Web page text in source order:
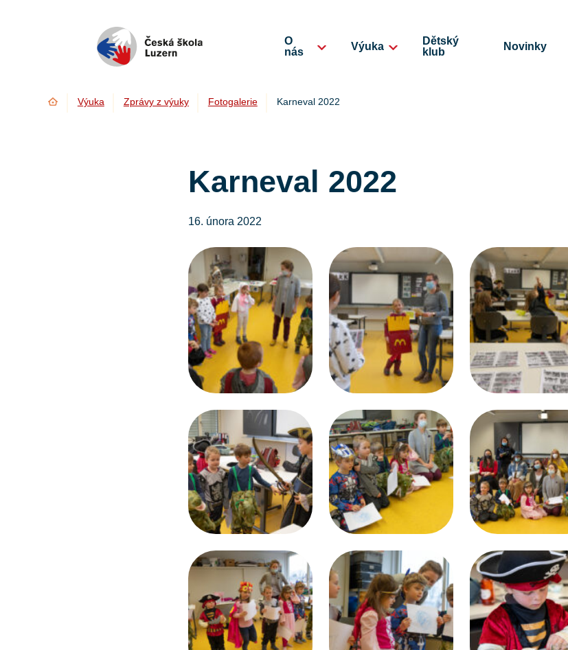
O
nás
Výuka
Dětský
klub
Novinky
Úvod Výuka Zprávy z výuky Fotogalerie Karneval 2022
Karneval 2022
16. února 2022